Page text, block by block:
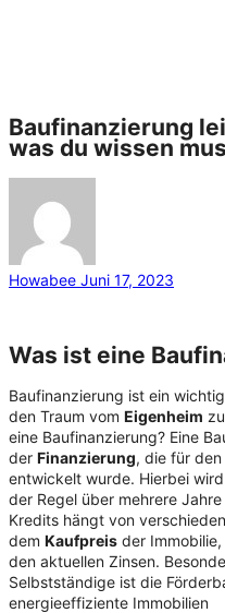
Baufinanzierung
was du wissen
Howabee Juni 17, 2023
Was ist eine
Baufinanzierung ist ein
den Traum vom Eigenheim
eine Baufinanzierung? Eine
der Finanzierung, die für
entwickelt wurde. Hierbei
der Regel über mehrere
Kredits hängt von
dem Kaufpreis der
den aktuellen Zinsen.
Selbstständige ist die
energieeffiziente Immobilien